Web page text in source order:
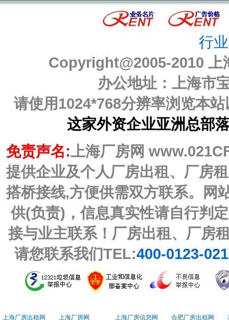
行
Copyright@2005-2010 上
办公地址：上海市
请使用1024*768分辨率浏览本
这家外资企业亚洲总部
免责声名:上海厂房网
提供企业及个人厂房出租、厂房
搭桥接线,方便供需双方联系。网
供(负责)，信息真实性请自行判
接与业主联系！厂房出租、厂房
请您联系我们TEL:400-0123-
上海厂房出租网 上海厂房网 上海厂房信息网 合肥厂房出租网